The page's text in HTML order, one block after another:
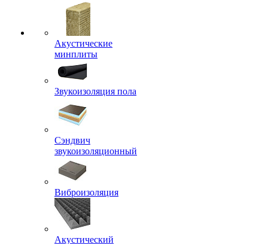
Акустические
минплиты
Звукоизоляция пола
Сэндвич
звукоизоляционный
Виброизоляция
Акустический